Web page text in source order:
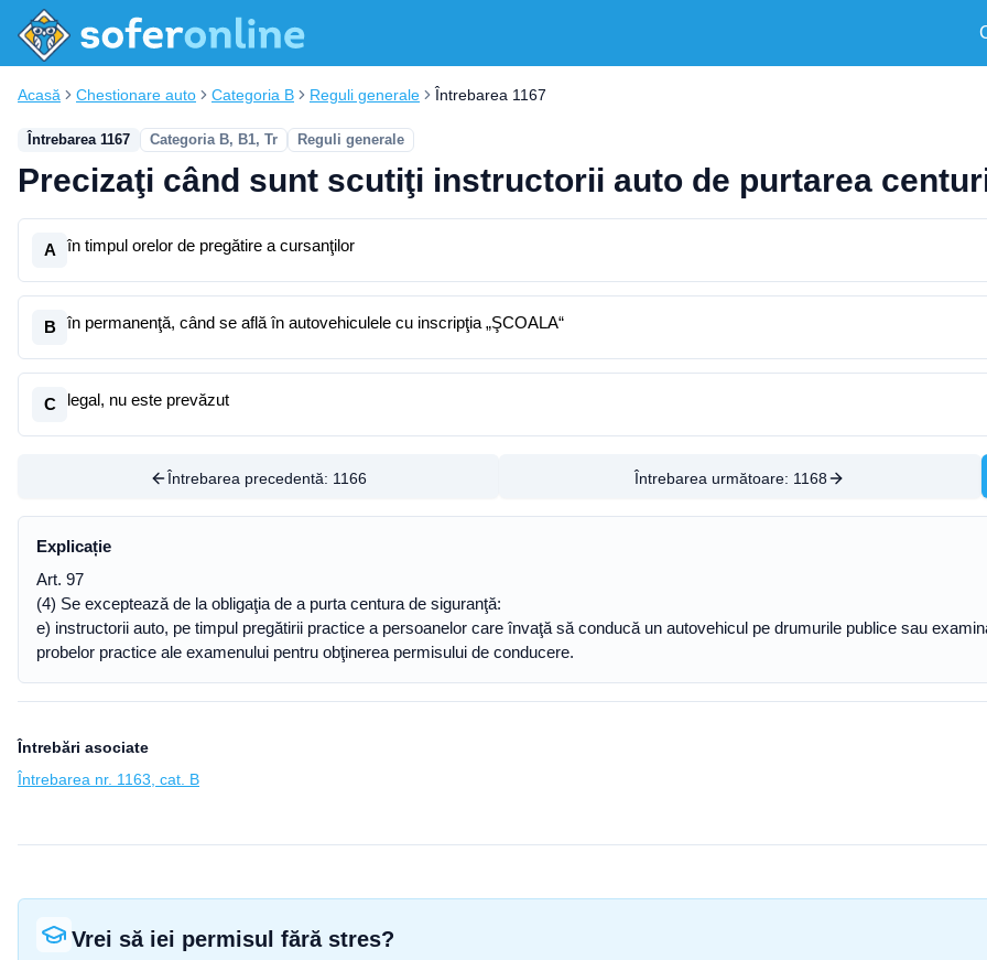
Acasă Chestionare auto Categoria B Reguli generale Întrebarea 1167
Întrebarea 1167 Categoria B, B1, Tr Reguli generale
Precizaţi când sunt scutiţi instructorii auto de purtarea
A în timpul orelor de pregătire a cursanţilor
B în permanenţă, când se află în autovehiculele cu inscripţia „ŞCOALA“
C legal, nu este prevăzut
Întrebarea precedentă: 1166 Întrebarea următoare: 1168
Explicație
Art. 97
(4) Se exceptează de la obligaţia de a purta centura de siguranţă:
e) instructorii auto, pe timpul pregătirii practice a persoanelor care învaţă să conducă un autovehicul pe drumurile publice sau
probelor practice ale examenului pentru obţinerea permisului de conducere.
Întrebări asociate
Întrebarea nr. 1163, cat. B
Vrei să iei permisul fără stres?